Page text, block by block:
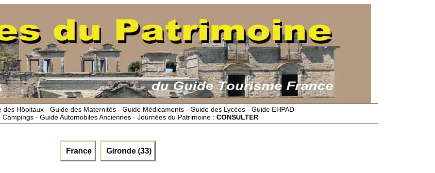
Hôpitaux - Guide des Maternités - Guide Médicaments - Guide des Lycées - Guide EHPAD
- Guide Automobiles Anciennes - Journées du Patrimoine : CONSULTER
France Gironde (33)